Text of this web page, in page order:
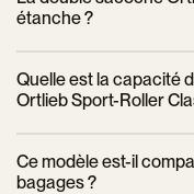
Dimensions : 25 x
Volume : 2 x 12,5 L
Système de
avec fonction
étanche ?
étanche, grâce à son
enroulement. Elle
ville comme en pleine
Quelle est la capacité
Ortlieb Sport-Roller
(12,5 litres par
Ce modèle est-il
bagages ?